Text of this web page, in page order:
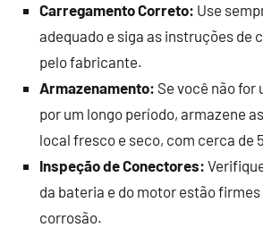
Carregamento Correto: Use
adequado e siga as instruções de
pelo fabricante.
Armazenamento: Se você não for
por um longo período, armazene
local fresco e seco, com cerca de
Inspeção de Conectores:
da bateria e do motor estão firmes
corrosão.